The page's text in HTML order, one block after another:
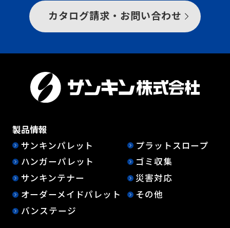
カタログ請求・お問い合わせ
製品情報
サンキンパレット
ハンガーパレット
サンキンテナー
オーダーメイドパレット
バンステージ
プラットスロープ
ゴミ収集
災害対応
その他